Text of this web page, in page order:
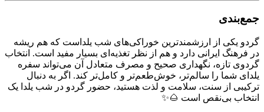
جمع‌بندی
گردو یکی از ارزشمندترین خوراکی‌های شب یلداست که هم ریشه
در فرهنگ ایرانی دارد و هم از نظر تغذیه‌ای بسیار مفید است. انتخاب
گردوی تازه، نگهداری صحیح و مصرف متعادل آن می‌تواند سفره
یلدای شما را سالم‌تر، خوش‌طعم‌تر و کامل‌تر کند. اگر به دنبال
ترکیبی از سنت، سلامت و لذت هستید، حضور گردو در شب یلدا یک
انتخاب بی‌نقص است 🌰✨